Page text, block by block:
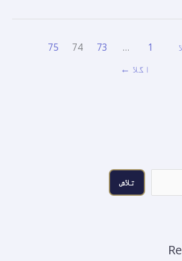
1
…
73
74
75
اگلا ←
تلاش